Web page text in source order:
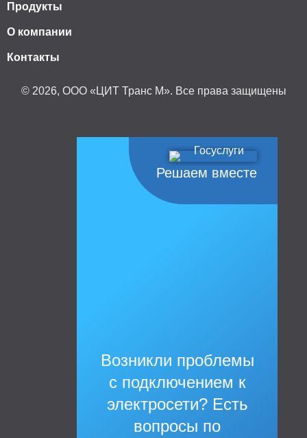
Продукты
О компании
Контакты
© 2026, ООО «ЦИТ Транс М». Все права защищены
Решаем вместе
Возникли проблемы
с подключением к
электросети? Есть
вопросы по